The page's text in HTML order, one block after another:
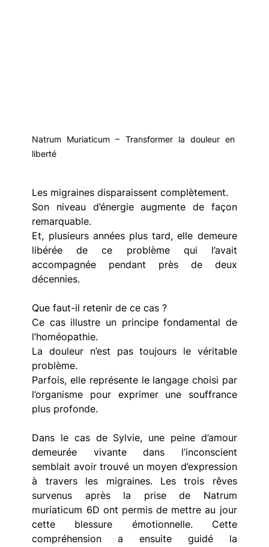
Natrum Muriaticum – Transformer la douleur en
liberté
Les migraines disparaissent complètement.
Son niveau d’énergie augmente de façon
remarquable.
Et, plusieurs années plus tard, elle demeure
libérée de ce problème qui l’avait
accompagnée pendant près de deux
décennies.
Que faut-il retenir de ce cas ?
Ce cas illustre un principe fondamental de
l’homéopathie.
La douleur n’est pas toujours le véritable
problème.
Parfois, elle représente le langage choisi par
l’organisme pour exprimer une souffrance
plus profonde.
Dans le cas de Sylvie, une peine d’amour
demeurée vivante dans l’inconscient
semblait avoir trouvé un moyen d’expression
à travers les migraines. Les trois rêves
survenus après la prise de Natrum
muriaticum 6D ont permis de mettre au jour
cette blessure émotionnelle. Cette
compréhension a ensuite guidé la